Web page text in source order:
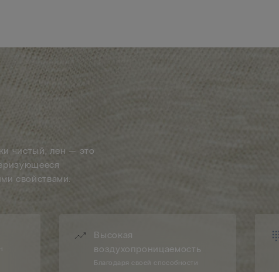
чистый, лен — это
свойствами.
Высокая
воздухопроницаемость
Благодаря своей способности